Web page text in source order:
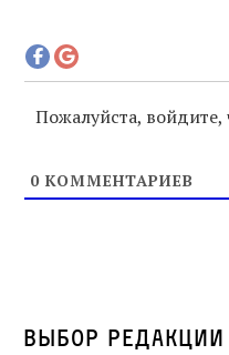
Пожалуйста,
0 КОММЕНТАРИЕВ
Выбор редакции